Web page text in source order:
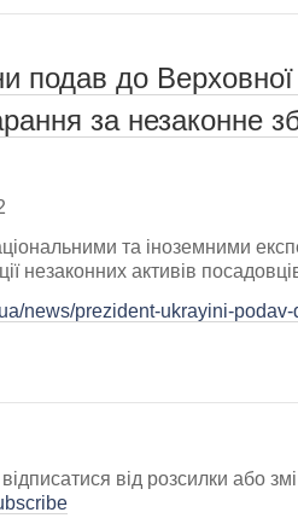
подав до
за незаконне
та іноземними
незаконних активів
news/prezident-ukrayini-
від розсилки або